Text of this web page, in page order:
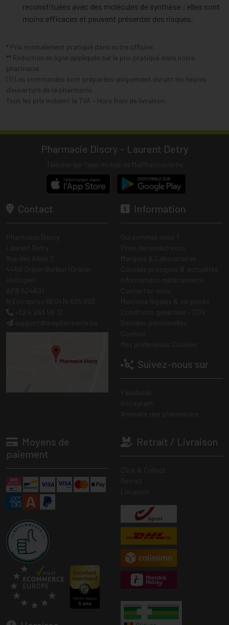
reconstituées avec des molécules de synthèse : elles sont
moins efficaces et peuvent présenter des risques.
* Prix normalement pratiqué dans notre officine.
** Réduction en ligne appliquée sur le prix pratiqué dans notre
pharmacie.
(1) Les commandes sont préparées uniquement durant les heures
d’ouverture de la pharmacie.
Tous les prix incluent la TVA – Hors frais de livraison.
Pharmacie Discry - Laurent Detry
Contact Information
Suivez-nous sur
Moyens de
paiement
Retrait / Livraison